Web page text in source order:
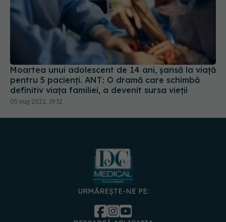
Moartea unui adolescent de 14 ani, șansă la viață
pentru 5 pacienți. ANT: O dramă care schimbă
definitiv viața familiei, a devenit sursa vieții
05 aug 2022, 19:32
URMĂREȘTE-NE PE: